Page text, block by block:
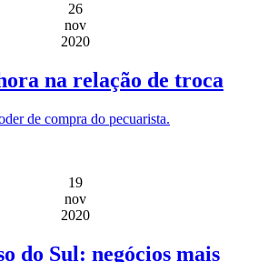
26
nov
2020
na relação de troca
de compra do pecuarista.
19
nov
2020
do Sul: negócios mais